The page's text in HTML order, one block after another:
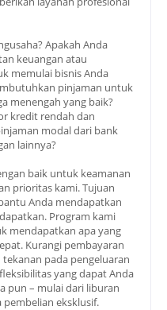
Apakah Anda
keuangan atau
memulai bisnis Anda
pinjaman untuk
menengah yang baik?
kredit rendah dan
modal dari bank
lainnya?
baik untuk keamanan
prioritas kami. Tujuan
Anda mendapatkan
Program kami
mendapatkan apa yang
Kurangi pembayaran
pada pengeluaran
yang dapat Anda
pun – mulai dari liburan
eksklusif.